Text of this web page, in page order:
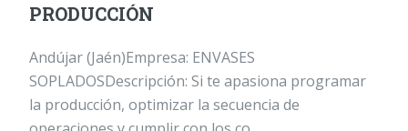
PRODUCCIÓN
Andújar (Jaén)Empresa: ENVASES
SOPLADOSDescripción: Si te apasiona programar
la producción, optimizar la secuencia de